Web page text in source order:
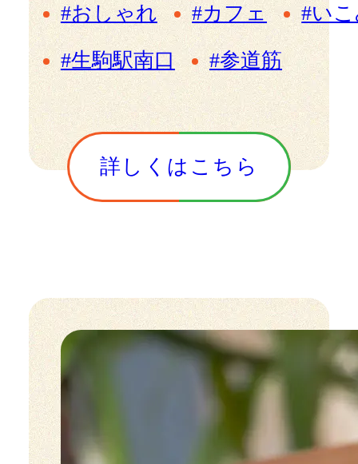
#おしゃれ #カフェ #い
#生駒駅南口 #参道筋
詳しくはこちら